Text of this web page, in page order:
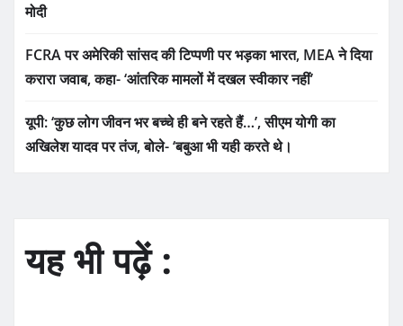
मोदी
FCRA पर अमेरिकी सांसद की टिप्पणी पर भड़का भारत, MEA ने दिया
करारा जवाब, कहा- ‘आंतरिक मामलों में दखल स्वीकार नहीं’
यूपी: ‘कुछ लोग जीवन भर बच्चे ही बने रहते हैं…’, सीएम योगी का
अखिलेश यादव पर तंज, बोले- ‘बबुआ भी यही करते थे।
यह भी पढ़ें :